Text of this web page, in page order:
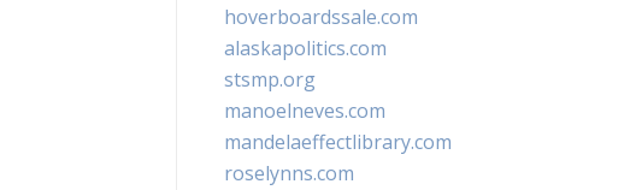
hoverboardssale.com
alaskapolitics.com
stsmp.org
manoelneves.com
mandelaeffectlibrary.com
roselynns.com